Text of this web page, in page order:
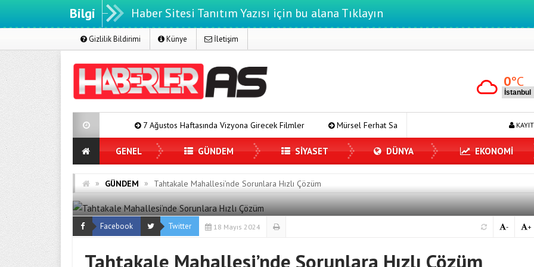
Bilgi Haber Sitesi Tanıtım Yazısı için bu alana Tıklayın
Gizlilik Bildirimi Künye İletişim
0°C
7 Ağustos Haftasında Vizyona Girecek Filmler Mürsel Ferhat Sağlam Tek Rumeli Tv’de Marka Atölyesi Programına Konuk
GENEL GÜNDEM SİYASET DÜNYA EKONOMİ
» GÜNDEM » Tahtakale Mahallesi’nde Sorunlara Hızlı Çözüm
Facebook Twitter 18 Mayıs 2024 +
-
Tahtakale Mahallesi’nde Sorunlara Hızlı Çözüm